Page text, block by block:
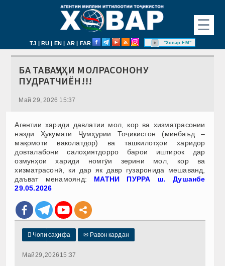
☰
TJ | RU | EN | AR | FAR "Ховар FM"
БА ТАВАҶҶУҲИ МОЛРАСОНОНУ
ПУДРАТЧИЁН!!!
Май 29, 2026 15:37
Агентии хариди давлатии мол, кор ва хизматрасонии
назди Ҳукумати Ҷумҳурии Тоҷикистон (минбаъд –
мақомоти ваколатдор) ва ташкилотҳои харидор
довталабони салоҳиятдорро барои иштирок дар
озмунҳои хариди номгӯи зерини мол, кор ва
хизматрасонӣ, ки дар як давр гузаронида мешаванд,
даъват менамоянд: МАТНИ ПУРРА ш. Душанбе
29.05.2026
 Чопи саҳифа ✉ Равон кардан
Май 29, 2026 15:37